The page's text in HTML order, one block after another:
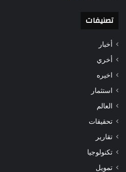
تصنيفات
أخبار
أخري
اخيره
استثمار
العالم
تحقيقات
تقارير
تكنولوجيا
تمويل